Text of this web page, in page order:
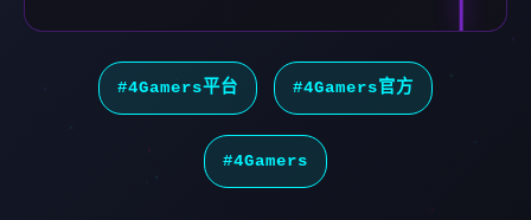
#4Gamers平台 #4Gamers官方
#4Gamers